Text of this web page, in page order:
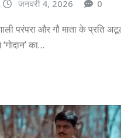
जनवरी 4, 2026 0
परंपरा और गौ माता के प्रति
का…